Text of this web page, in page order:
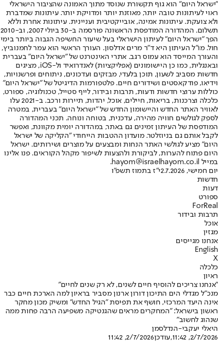
"ישראל היום" הוא גוף תקשורת שנוסד מתוך האמונה שהציבור הישראלי
ראוי לעיתונות טובה יותר, מאוזנת יותר ומדויקת יותר. עיתונות שמדברת
ולא צועקת. עיתונות אמינה, אובייקטיבית ועניינית. עיתונות אחרת וללא
תשלום. המהדורה המודפסת הראשונה פורסמה ב-30 ביולי 2007, וב-2010
הפך "ישראל היום" לעיתון הישראלי בעל שיעור החשיפה הגבוה ביותר בימי
חול. מו"ל העיתון היא ד"ר מרים אדלסון. העורך הראשי הוא עמר לחמנוביץ,
והעורך המייסד הוא עמוס רגב. אתרי האינטרנט של "ישראל היום" בעברית
ובאנגלית, כמו כן היישומונים (אפליקציות) לאנדרואיד ול-iOS, מציגים
חדשות מסביב לשעון, תוכן בלעדי, מבזקים ועדכונים, ניתוחים ופרשנויות,
וידיאו, פודקאסטים ושידורים חיים. פלטפורמות הדיגיטל של "ישראל היום"
כוללות ערוצי חדשות ודעות, תרבות ובידור, לייף סטייל, טכנולוגיה, ספורט,
כלכלה וצרכנות, בריאות, חיילים, אוכל, יהדות, תיירות ורכב. ב-2021 עלו
לאוויר האתר החדש והיישומון החדש של "ישראל היום" בעברית, במטרה
לספק לגולשים חוויה מהירה, עדכנית, בטוחה ונוחה. תכני המהדורה
המודפסת של העיתון זמינים גם באתר, במהדורה יומית מקוונת, ואפשר
לקבל אותם גם בניוזלטר. מועדון ההטבות הייחודי "הקליקה של ישראל
היום" מציע לגולשי האתר הנחות ומבצעים על מוצרים ושירותים. ישראל
היום פתוח להערות, לביקורת ולהצעות לשיפור מקהל הקוראים. פנו אלינו
במייל hayom@israelhayom.co.il.
יום חמישי, 2.7.2026
י"ז בתמוז תשפ"ו
חדשות
דעות
ספורט
ForReal
תרבות ובידור
אוכל
מגזין
אנחנו מגייסים
English
X
כלכלה
ראיון
"אנחנו צריכים להוסיף חיים לשנים, לא רק שנים לחיים"
מנכ"ל מגדלי הים התיכון דורון ארנון מסביר בראיון למה הארכת חיים כבר
אינה היעד המרכזי, חושף את תפיסת "הגיל החדש" ומשיק מכון מחקר
ראשון בישראל: "המחקרים מראים שהגנטיקה משפיעה הרבה פחות ממה
שנהוג לחשוב"
היאלי יעקבי-הנדלסמן
2/7/2026, 11:42
,עודכן2/7/2026, 11:42